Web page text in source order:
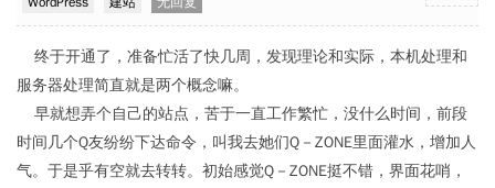
终于开通了，准备忙活了快几周，发现理论和实际，本机处理和
服务器处理简直就是两个概念嘛。
早就想弄个自己的站点，苦于一直工作繁忙，没什么时间，前段
时间几个Q友纷纷下达命令，叫我去她们Q－ZONE里面灌水，增加人
气。于是乎有空就去转转。初始感觉Q－ZONE挺不错，界面花哨，